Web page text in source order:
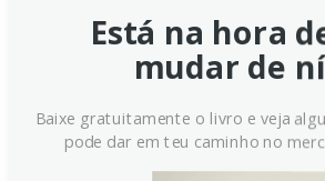
Libra Esterlina:
Limitam Alta Contra o
Avalia BNY
O BNY Mellon aponta que a libra
Está na hora
mudar de
Baixe gratuitamente o livro e veja
pode dar em teu caminho no